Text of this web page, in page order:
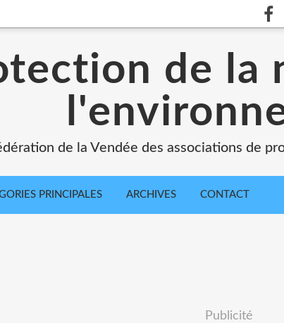
de la
de la Vendée des associations de
PRINCIPALES ARCHIVES CONTACT
Publicité